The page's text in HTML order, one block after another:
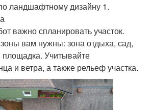
ландшафтному дизайну 1.
важно спланировать участок.
вам нужны: зона отдыха, сад,
площадка. Учитывайте
и ветра, а также рельеф участка.